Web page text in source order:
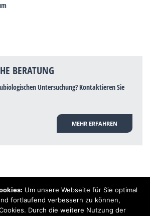
BERATUNG
Untersuchung? Kontaktieren Sie
MEHR ERFAHREN
die einen Zusammenhang zwischen
Problemen aufzeigen, ist es von der
bisher wissenschaftlich nicht anerkannt, dass
Um unsere Webseite für Sie optimal
fortlaufend verbessern zu können,
Durch die weitere Nutzung der